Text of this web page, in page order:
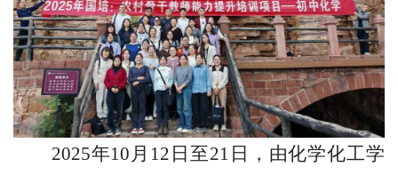
2025年10 月 12 日至21 日，由化学化工学